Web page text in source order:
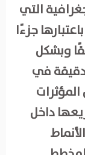
التي
جزءًا
وبشكل
دقيقة في
داخل